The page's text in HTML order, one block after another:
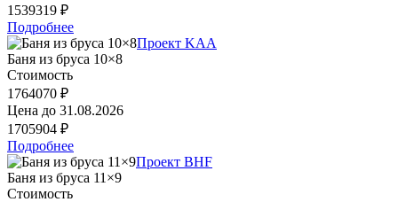
1539319 ₽
Подробнее
Проект KAA
Баня из бруса 10×8
Стоимость
1764070 ₽
Цена до 31.08.2026
1705904 ₽
Подробнее
Проект BHF
Баня из бруса 11×9
Стоимость